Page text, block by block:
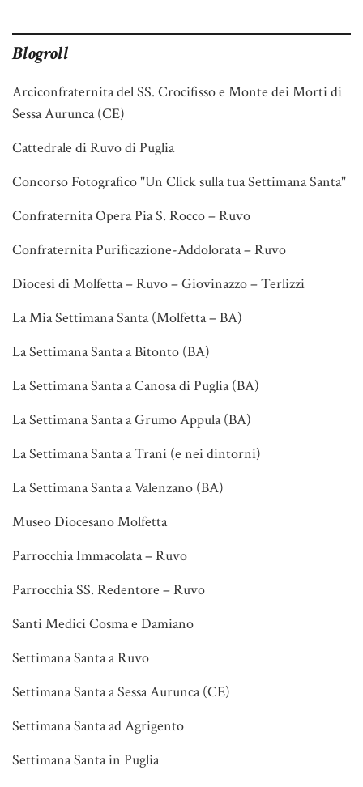
Blogroll
Arciconfraternita del SS. Crocifisso e Monte dei Morti di
Sessa Aurunca (CE)
Cattedrale di Ruvo di Puglia
Concorso Fotografico "Un Click sulla tua Settimana Santa"
Confraternita Opera Pia S. Rocco – Ruvo
Confraternita Purificazione-Addolorata – Ruvo
Diocesi di Molfetta – Ruvo – Giovinazzo – Terlizzi
La Mia Settimana Santa (Molfetta – BA)
La Settimana Santa a Bitonto (BA)
La Settimana Santa a Canosa di Puglia (BA)
La Settimana Santa a Grumo Appula (BA)
La Settimana Santa a Trani (e nei dintorni)
La Settimana Santa a Valenzano (BA)
Museo Diocesano Molfetta
Parrocchia Immacolata – Ruvo
Parrocchia SS. Redentore – Ruvo
Santi Medici Cosma e Damiano
Settimana Santa a Ruvo
Settimana Santa a Sessa Aurunca (CE)
Settimana Santa ad Agrigento
Settimana Santa in Puglia